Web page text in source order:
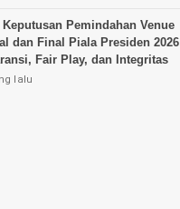
Keputusan Pemindahan Venue
dan Final Piala Presiden 2026
Fair Play, dan Integritas
lalu